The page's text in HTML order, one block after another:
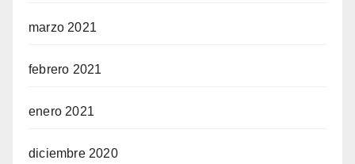
marzo 2021
febrero 2021
enero 2021
diciembre 2020